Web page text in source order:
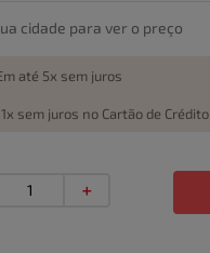
cidade para ver o preço
até 5x sem juros
sem juros no Cartão de Crédito
＋